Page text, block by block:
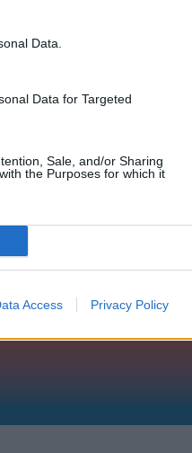
Data.
Data for Targeted
Sale, and/or Sharing
the Purposes for which it
Access Privacy Policy